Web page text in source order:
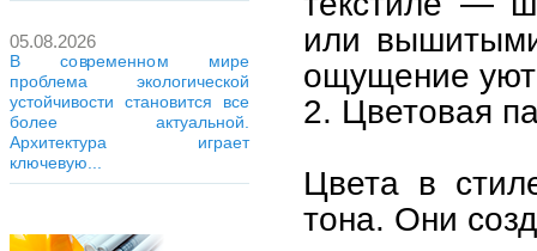
05.08.2026
В современном мире
проблема экологической
устойчивости становится все
более актуальной.
Архитектура играет
ключевую...
или
ощущение
2. Цветовая
Цвета в
тона. Они